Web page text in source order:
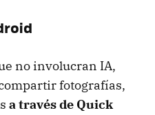
no involucran IA,
fotografías,
a través de Quick